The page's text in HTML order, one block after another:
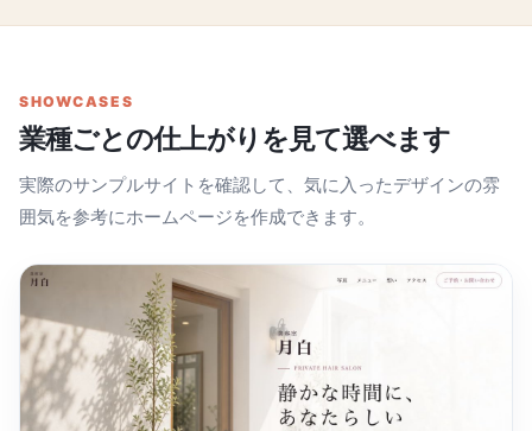
SHOWCASES
業種ごとの仕上がりを見て選べます
実際のサンプルサイトを確認して、気に入ったデザインの雰
囲気を参考にホームページを作成できます。